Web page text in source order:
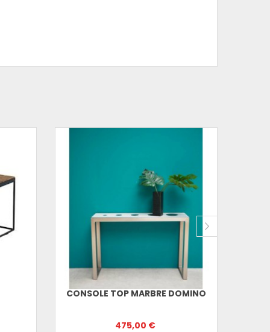
CONSOLE TOP MARBRE DOMINO
475,00 €